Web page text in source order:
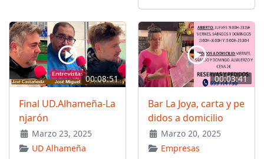
00:08:51
Final UD.Alhameña-La
njarón
Marzo 23, 2025
UD Alhameña
00:03:41
Bar La Joya, carta y pe
didos a domicilio
Marzo 20, 2025
Empresas